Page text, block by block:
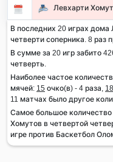
Левхарти
В последних 20 играх дома
четверти соперника. 8 раз
В сумме за 20 игр забито
четверть.
Наиболее частое
мячей: 15 очко(в) - 4 раза, 18
11 матчах было другое
Самое большое
Хомутов в четвертой
игре против Баскетбол